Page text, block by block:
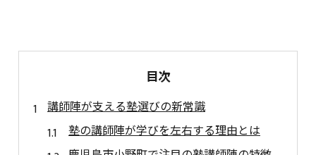
目次
講師陣が支える塾選びの新常識
塾の講師陣が学びを左右する理由とは